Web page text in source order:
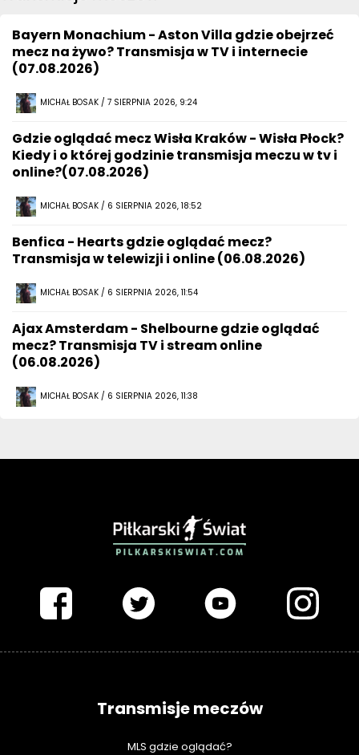
Bayern Monachium - Aston Villa gdzie obejrzeć
mecz na żywo? Transmisja w TV i internecie
(07.08.2026)
MICHAŁ BOSAK / 7 SIERPNIA 2026, 9:24
Gdzie oglądać mecz Wisła Kraków - Wisła Płock?
Kiedy i o której godzinie transmisja meczu w tv i
online?(07.08.2026)
MICHAŁ BOSAK / 6 SIERPNIA 2026, 18:52
Benfica - Hearts gdzie oglądać mecz?
Transmisja w telewizji i online (06.08.2026)
MICHAŁ BOSAK / 6 SIERPNIA 2026, 11:54
Ajax Amsterdam - Shelbourne gdzie oglądać
mecz? Transmisja TV i stream online
(06.08.2026)
MICHAŁ BOSAK / 6 SIERPNIA 2026, 11:38
Transmisje meczów
MLS gdzie oglądać?